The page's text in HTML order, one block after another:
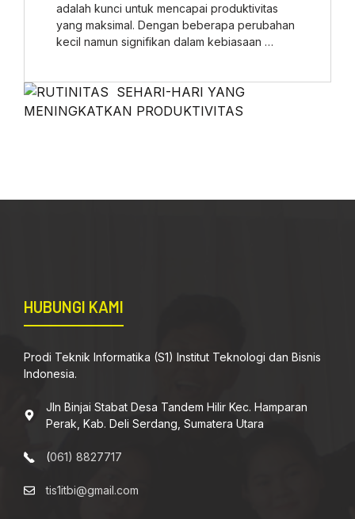
adalah kunci untuk mencapai produktivitas
yang maksimal. Dengan beberapa perubahan
kecil namun signifikan dalam kebiasaan …
HUBUNGI KAMI
Prodi Teknik Informatika (S1) Institut Teknologi dan Bisnis
Indonesia.
Jln Binjai Stabat Desa Tandem Hilir Kec. Hamparan
Perak, Kab. Deli Serdang, Sumatera Utara
(061) 8827717
tis1itbi@gmail.com